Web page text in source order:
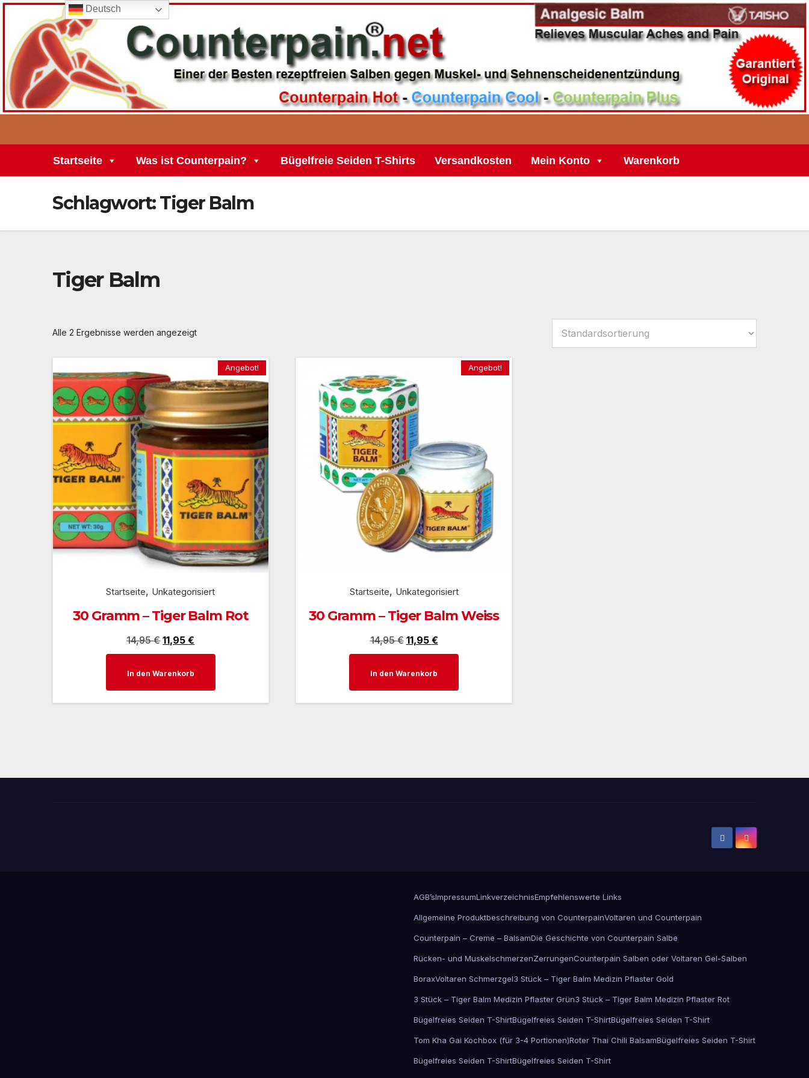
Startseite Was ist Counterpain? Bügelfreie Seiden T-Shirts Versandkosten Mein Konto Warenkorb
Schlagwort:Tiger Balm
Tiger Balm
Alle 2 Ergebnisse werden angezeigt
Angebot!
Startseite, Unkategorisiert
30 Gramm – Tiger Balm Rot
14,95€Ursprünglicher
Preis
war:
14,95 €
11,95€
Preis
11,95 €.
In den Warenkorb
Angebot!
Startseite, Unkategorisiert
30 Gramm – Tiger Balm Weiss
14,95€ Ursprünglicher
Preis
war:
14,95 €
11,95 €Aktueller
Preis
11,95 €.
In den Warenkorb
AGB’sImpressumLinkverzeichnisEmpfehlenswerte Links
Allgemeine Produktbeschreibung von CounterpainVoltaren und Counterpain
Counterpain – Creme – BalsamDie Geschichte von Counterpain Salbe
Rücken- und MuskelschmerzenZerrungenCounterpain Salben oder Voltaren Gel-Salben
BoraxVoltaren Schmerzgel3 Stück – Tiger Balm Medizin Pflaster Gold
3 Stück – Tiger Balm Medizin Pflaster Grün3 Stück – Tiger Balm Medizin Pflaster Rot
Bügelfreies Seiden T-ShirtBügelfreies Seiden T-ShirtBügelfreies Seiden T-Shirt
Tom Kha Gai Kochbox (für 3-4 Portionen)Roter Thai Chili BalsamBügelfreies Seiden T-Shirt
Bügelfreies Seiden T-ShirtBügelfreies Seiden T-Shirt
Deutsch